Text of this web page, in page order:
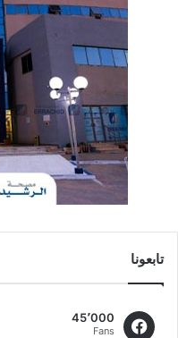
تابعونا
45٬000
Fans